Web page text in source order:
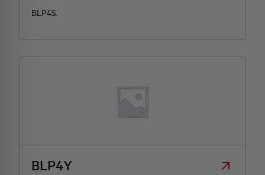
BLP4S
BLP4Y